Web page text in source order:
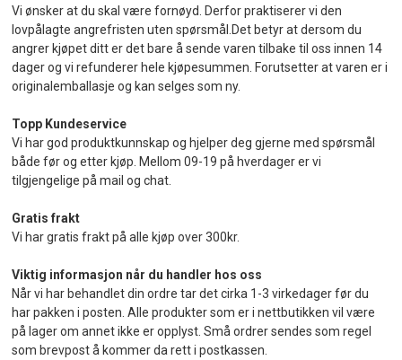
Vi ønsker at du skal være fornøyd. Derfor praktiserer vi den
lovpålagte angrefristen uten spørsmål.Det betyr at dersom du
angrer kjøpet ditt er det bare å sende varen tilbake til oss innen 14
dager og vi refunderer hele kjøpesummen. Forutsetter at varen er i
originalemballasje og kan selges som ny.
Topp Kundeservice
Vi har god produktkunnskap og hjelper deg gjerne med spørsmål
både før og etter kjøp. Mellom 09-19 på hverdager er vi
tilgjengelige på mail og chat.
Gratis frakt
Vi har gratis frakt på alle kjøp over 300kr.
Viktig informasjon når du handler hos oss
Når vi har behandlet din ordre tar det cirka 1-3 virkedager før du
har pakken i posten. Alle produkter som er i nettbutikken vil være
på lager om annet ikke er opplyst. Små ordrer sendes som regel
som brevpost å kommer da rett i postkassen.